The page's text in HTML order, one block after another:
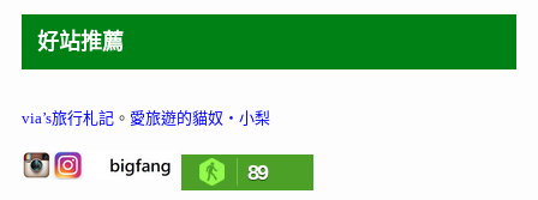
好站推薦
via’s旅行札記。 愛旅遊的貓奴‧小梨
89